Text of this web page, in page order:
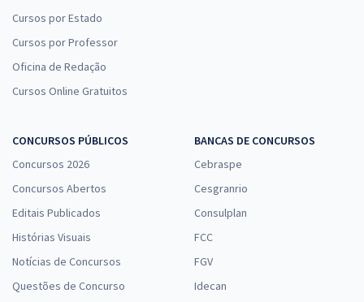
Cursos por Estado
Cursos por Professor
Oficina de Redação
Cursos Online Gratuitos
CONCURSOS PÚBLICOS
Concursos 2026
Concursos Abertos
Editais Publicados
Histórias Visuais
Notícias de Concursos
Questões de Concurso
BANCAS DE CONCURSOS
Cebraspe
Cesgranrio
Consulplan
FCC
FGV
Idecan